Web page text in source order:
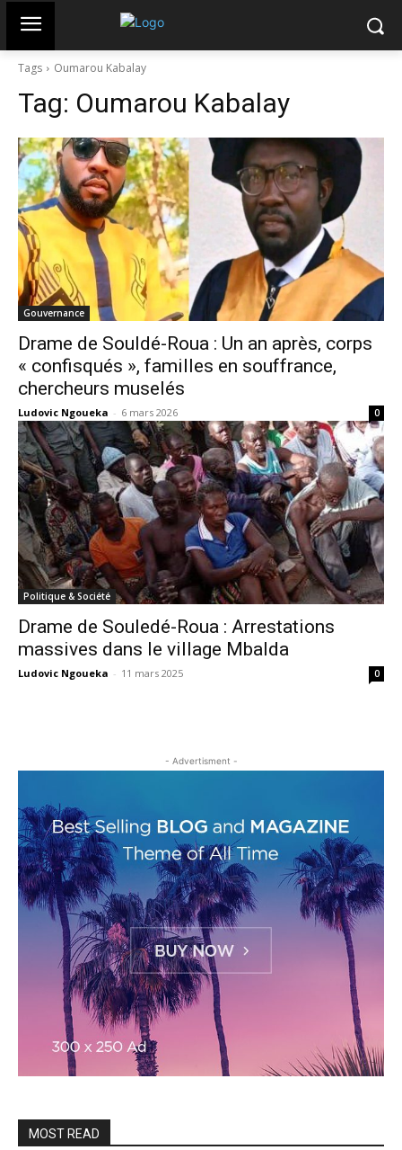
Tags Oumarou Kabalay
Tag: Oumarou Kabalay
Gouvernance
Drame de Souldé-Roua : Un an après, corps
« confisqués », familles en souffrance,
chercheurs muselés
Ludovic Ngoueka - 6 mars 2026 0
Politique & Société
Drame de Souledé-Roua : Arrestations
massives dans le village Mbalda
Ludovic Ngoueka - 11 mars 2025 0
- Advertisment -
MOST READ